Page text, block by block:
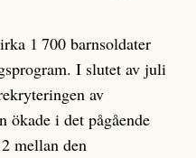
1 700 barnsoldater
I slutet av juli
av
ökade i det pågående
mellan den